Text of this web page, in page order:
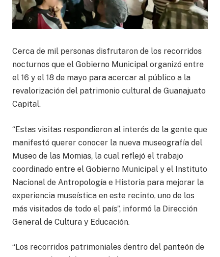
Cerca de mil personas disfrutaron de los recorridos
nocturnos que el Gobierno Municipal organizó entre
el 16 y el 18 de mayo para acercar al público a la
revalorización del patrimonio cultural de Guanajuato
Capital.
“Estas visitas respondieron al interés de la gente que
manifestó querer conocer la nueva museografía del
Museo de las Momias, la cual reflejó el trabajo
coordinado entre el Gobierno Municipal y el Instituto
Nacional de Antropología e Historia para mejorar la
experiencia museística en este recinto, uno de los
más visitados de todo el país”, informó la Dirección
General de Cultura y Educación.
“Los recorridos patrimoniales dentro del panteón de